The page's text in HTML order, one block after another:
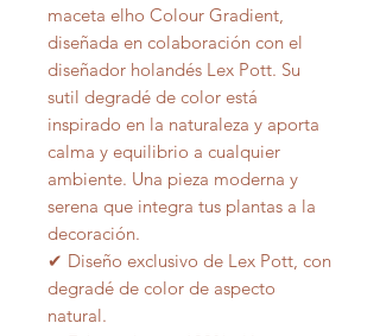
maceta elho Colour Gradient,
diseñada en colaboración con el
diseñador holandés Lex Pott. Su
sutil degradé de color está
inspirado en la naturaleza y aporta
calma y equilibrio a cualquier
ambiente. Una pieza moderna y
serena que integra tus plantas a la
decoración.
✔ Diseño exclusivo de Lex Pott, con
degradé de color de aspecto
natural.